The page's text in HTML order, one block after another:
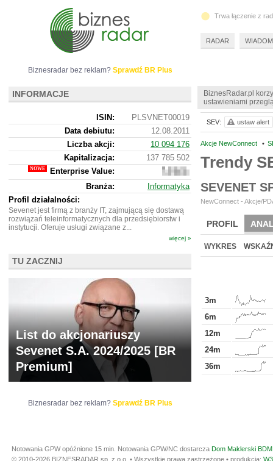
BiznesRadar.pl
ustawieniami
Akcje NewConnect •
Trendy
SEVENET
NewConnect - Akcje/
PROFIL
BR LAB
WYKRES
3m
6m
12m
24m
36m
SEV: ustaw alert
Biznesradar bez reklam? Sprawdź BR Plus
INFORMACJE
ISIN:
PLSVNET00019
Data debiutu:
12.08.2011
Liczba akcji:
10 094 176
Kapitalizacja:
137 785 502
Enterprise Value:
968
502
Branża:
Informatyka
Profil działalności:
Sevenet jest firmą z branży IT, zajmującą się dostawą
rozwiązań teleinformatycznych dla przedsiębiorstw i
instytucji. Oferuje usługi związane z...
więcej »
TU ZACZNIJ
List do akcjonariuszy
Sevenet S.A. 2024/2025 [BR
Premium]
Biznesradar bez reklam? Sprawdź BR Plus
Trwa łączenie z
RADAR
Notowania GPW opóźnione 15 min. Notowania GPW/NC dostarcza Dom Maklerski
© 2010-2026 BIZNESRADAR sp. z o.o. • Wszystkie prawa zastrzeżone • produkcja: